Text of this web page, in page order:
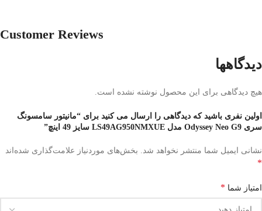
Customer Reviews
دیدگاهها
هیچ دیدگاهی برای این محصول نوشته نشده است.
اولین نفری باشید که دیدگاهی را ارسال می کنید برای “مانیتور سامسونگ
سری Odyssey Neo G9 مدل LS49AG950NMXUE سایز 49 اینچ”
نشانی ایمیل شما منتشر نخواهد شد. بخش‌های موردنیاز علامت‌گذاری شده‌اند
*
امتیاز شما *